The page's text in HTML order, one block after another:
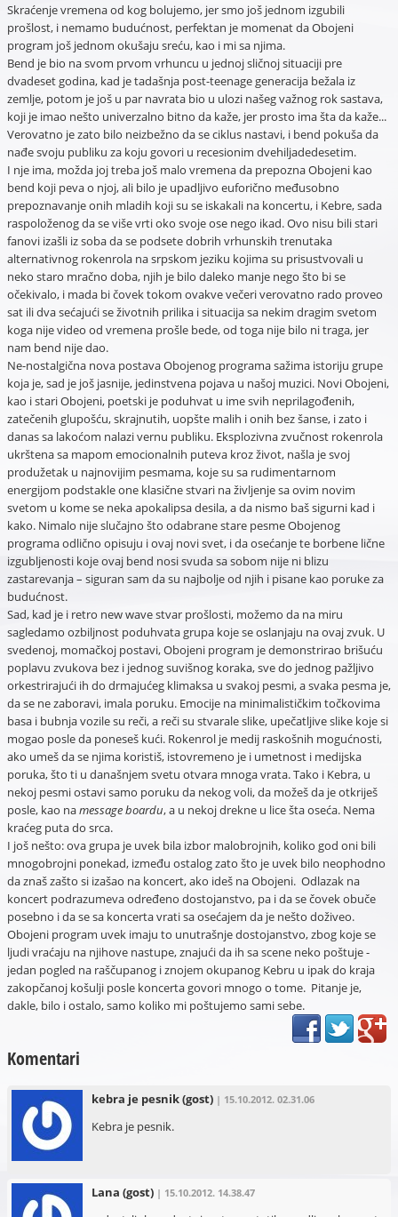
Skraćenje vremena od kog bolujemo, jer smo još jednom izgubili
prošlost, i nemamo budućnost, perfektan je momenat da Obojeni
program još jednom okušaju sreću, kao i mi sa njima.
Bend je bio na svom prvom vrhuncu u jednoj sličnoj situaciji pre
dvadeset godina, kad je tadašnja post-teenage generacija bežala iz
zemlje, potom je još u par navrata bio u ulozi našeg važnog rok sastava,
koji je imao nešto univerzalno bitno da kaže, jer prosto ima šta da kaže...
Verovatno je zato bilo neizbežno da se ciklus nastavi, i bend pokuša da
nađe svoju publiku za koju govori u recesionim dvehiljadedesetim.
I nje ima, možda joj treba još malo vremena da prepozna Obojeni kao
bend koji peva o njoj, ali bilo je upadljivo euforično međusobno
prepoznavanje onih mladih koji su se iskakali na koncertu, i Kebre, sada
raspoloženog da se više vrti oko svoje ose nego ikad. Ovo nisu bili stari
fanovi izašli iz soba da se podsete dobrih vrhunskih trenutaka
alternativnog rokenrola na srpskom jeziku kojima su prisustvovali u
neko staro mračno doba, njih je bilo daleko manje nego što bi se
očekivalo, i mada bi čovek tokom ovakve večeri verovatno rado proveo
sat ili dva sećajući se životnih prilika i situacija sa nekim dragim svetom
koga nije video od vremena prošle bede, od toga nije bilo ni traga, jer
nam bend nije dao.
Ne-nostalgična nova postava Obojenog programa sažima istoriju grupe
koja je, sad je još jasnije, jedinstvena pojava u našoj muzici. Novi Obojeni,
kao i stari Obojeni, poetski je poduhvat u ime svih neprilagođenih,
zatečenih glupošću, skrajnutih, uopšte malih i onih bez šanse, i zato i
danas sa lakoćom nalazi vernu publiku. Eksplozivna zvučnost rokenrola
ukrštena sa mapom emocionalnih puteva kroz život, našla je svoj
produžetak u najnovijim pesmama, koje su sa rudimentarnom
energijom podstakle one klasične stvari na življenje sa ovim novim
svetom u kome se neka apokalipsa desila, a da nismo baš sigurni kad i
kako. Nimalo nije slučajno što odabrane stare pesme Obojenog
programa odlično opisuju i ovaj novi svet, i da osećanje te borbene lične
izgubljenosti koje ovaj bend nosi svuda sa sobom nije ni blizu
zastarevanja – siguran sam da su najbolje od njih i pisane kao poruke za
budućnost.
Sad, kad je i retro new wave stvar prošlosti, možemo da na miru
sagledamo ozbiljnost poduhvata grupa koje se oslanjaju na ovaj zvuk. U
svedenoj, momačkoj postavi, Obojeni program je demonstrirao brišuću
poplavu zvukova bez i jednog suvišnog koraka, sve do jednog pažljivo
orkestrirajući ih do drmajućeg klimaksa u svakoj pesmi, a svaka pesma je,
da se ne zaboravi, imala poruku. Emocije na minimalističkim točkovima
basa i bubnja vozile su reči, a reči su stvarale slike, upečatljive slike koje si
mogao posle da poneseš kući. Rokenrol je medij raskošnih mogućnosti,
ako umeš da se njima koristiš, istovremeno je i umetnost i medijska
poruka, što ti u današnjem svetu otvara mnoga vrata. Tako i Kebra, u
nekoj pesmi ostavi samo poruku da nekog voli, da možeš da je otkriješ
posle, kao namessage boardu, a u nekoj drekne u lice šta oseća. Nema
kraćeg puta do srca.
I još nešto: ova grupa je uvek bila izbor malobrojnih, koliko god oni bili
mnogobrojni ponekad, između ostalog zato što je uvek bilo neophodno
da znaš zašto si izašao na koncert, ako ideš na Obojeni. Odlazak na
koncert podrazumeva određeno dostojanstvo, pa i da se čovek obuče
posebno i da se sa koncerta vrati sa osećajem da je nešto doživeo.
Obojeni program uvek imaju to unutrašnje dostojanstvo, zbog koje se
ljudi vraćaju na njihove nastupe, znajući da ih sa scene neko poštuje -
jedan pogled na raščupanog i znojem okupanog Kebru u ipak do kraja
zakopčanoj košulji posle koncerta govori mnogo o tome. Pitanje je,
dakle, bilo i ostalo, samo koliko mi poštujemo sami sebe.
Komentari
kebra je pesnik(gost) | 15.10.2012. 02.31.06
Kebra je pesnik.
Lana (gost) | 15.10.2012. 14.38.47